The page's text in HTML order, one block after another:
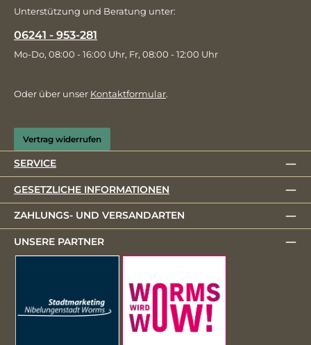
Unterstützung und Beratung unter:
06241 - 953-281
Mo-Do, 08:00 - 16:00 Uhr, Fr, 08:00 - 12:00 Uhr
Oder über unser Kontaktformular.
Vertrag widerrufen
SERVICE
GESETZLICHE INFORMATIONEN
ZAHLUNGS- UND VERSANDARTEN
UNSERE PARTNER